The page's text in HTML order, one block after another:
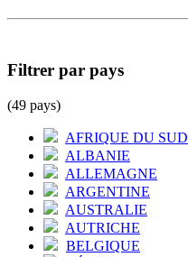
Filtrer par pays
(49 pays)
AFRIQUE DU SUD
ALBANIE
ALLEMAGNE
ARGENTINE
AUSTRALIE
AUTRICHE
BELGIQUE